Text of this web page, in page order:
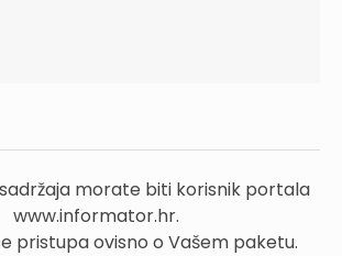
morate biti korisnik portala
www.informator.hr.
pristupa ovisno o Vašem paketu.